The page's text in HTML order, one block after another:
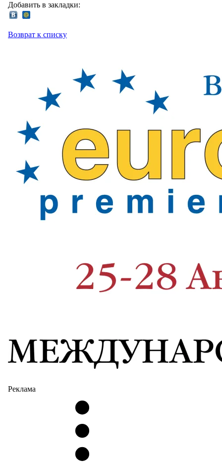
Добавить в закладки:
Возврат к списку
Реклама